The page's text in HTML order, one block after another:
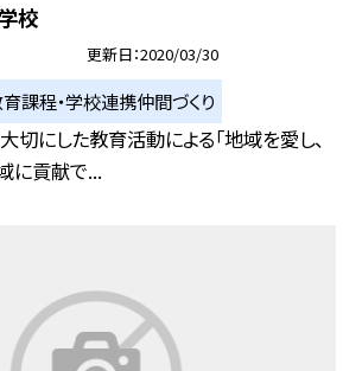
校
更新日 2020/03/30
課程・学校連携仲間づくり
切にした教育活動による「地域を愛し、
に貢献で...